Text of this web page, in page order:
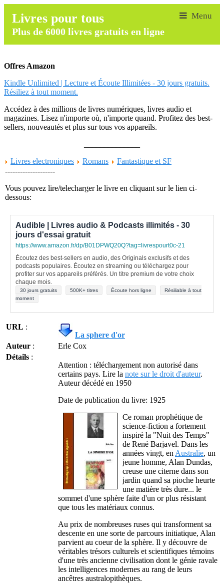
Livres pour tous
Plus de 6000 livres gratuits en ligne
Offres Amazon
Kindle Unlimited | Lecture et Écoute Illimitées - 30 jours gratuits.
Résiliez à tout moment.
Accédez à des millions de livres numériques, livres audio et
magazines. Lisez n'importe où, n'importe quand. Profitez des best-
sellers, nouveautés et plus sur tous vos appareils.
Livres electroniques
Romans
Fantastique et SF
--------------------
Vous pouvez lire/telecharger le livre en cliquant sur le lien ci-
dessous:
Audible | Livres audio & Podcasts illimités - 30
jours d'essai gratuit
https://www.amazon.fr/dp/B01DPWQ20Q?tag=livrespourt0c-21
Écoutez des best-sellers en audio, des Originals exclusifs et des
podcasts populaires. Écoutez en streaming ou téléchargez pour
profiter sur vos appareils préférés. Un titre premium de votre choix
chaque mois.
30 jours gratuits 500K+ titres Écoute hors ligne
Résiliable à tout
moment
URL :
La sphere d'or
Auteur :
Erle Cox
Détails :
Attention : téléchargement non autorisé dans
certains pays. Lire la note sur le droit d'auteur.
Auteur décédé en 1950
Date de publication du livre: 1925
Ce roman prophétique de
science-fiction a fortement
inspiré la "Nuit des Temps"
de René Barjavel. Dans les
années vingt, en Australie, un
jeune homme, Alan Dundas,
creuse une citerne dans son
jardin quand sa pioche heurte
une matière très dure... le
sommet d'une sphère faite d'un or plus résistant
que tous les matériaux connus.
Au prix de nombreuses ruses qui transforment sa
descente en une sorte de parcours initiatique, Alan
parvient au coeur de la sphère. Il y découvre de
véritables trésors culturels et scientifiques témoins
d'une très ancienne civilisation dont le génie ravale
les intelligences modernes au rang de leurs
ancêtres australopithèques.